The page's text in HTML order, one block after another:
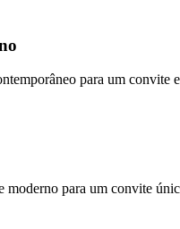
para um convite
moderno para um convite